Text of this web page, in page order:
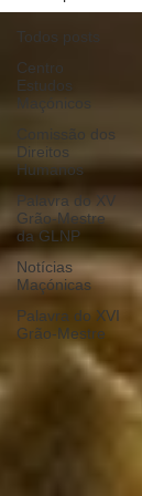
Todos posts
Centro
Estudos
Maçónicos
Comissão dos
Direitos
Humanos
Palavra do XV
Grão-Mestre
da GLNP
Notícias
Maçónicas
Palavra do XVI
Grão-Mestre